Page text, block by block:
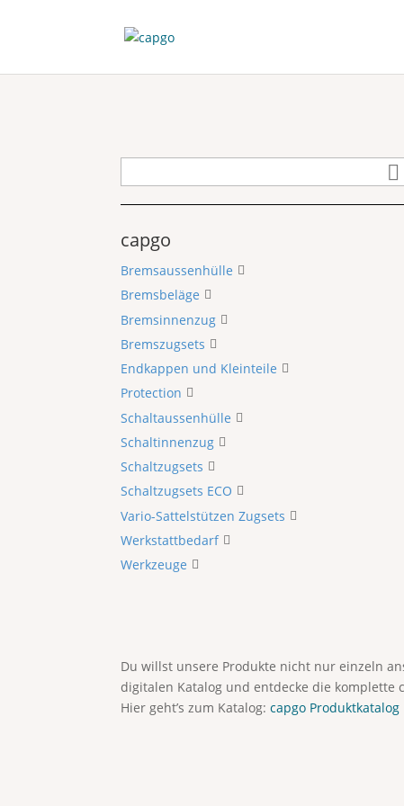
capgo
Bremsaussenhülle
Bremsbeläge
Bremsinnenzug
Bremszugsets
Endkappen und Kleinteile
Protection
Schaltaussenhülle
Schaltinnenzug
Schaltzugsets
Schaltzugsets ECO
Vario-Sattelstützen Zugsets
Werkstattbedarf
Werkzeuge
Du willst unsere Produkte nicht nur einzeln
digitalen Katalog und entdecke die komplette
Hier geht’s zum Katalog:capgo Produktkatalog